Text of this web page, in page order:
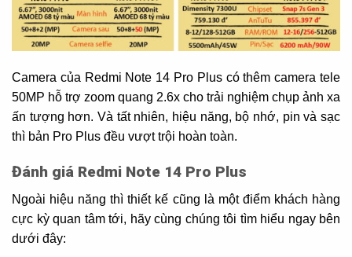
Camera của Redmi Note 14 Pro Plus có thêm camera tele
50MP hỗ trợ zoom quang 2.6x cho trải nghiệm chụp ảnh xa
ấn tượng hơn. Và tất nhiên, hiệu năng, bộ nhớ, pin và sạc
thì bản Pro Plus đều vượt trội hoàn toàn.
Đánh giá Redmi Note 14 Pro Plus
Ngoài hiệu năng thì thiết kế cũng là một điểm khách hàng
cực kỳ quan tâm tới, hãy cùng chúng tôi tìm hiểu ngay bên
dưới đây: